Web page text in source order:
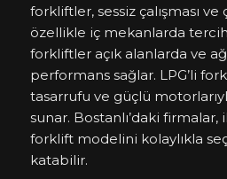
forkliftler, sessiz çalışması ve
özellikle iç mekanlarda
forkliftler açık alanlarda ve
performans sağlar. LPG’li
tasarrufu ve güçlü
sunar. Bostanlı’daki firmalar,
forklift modelini kolaylıkla
katabilir.